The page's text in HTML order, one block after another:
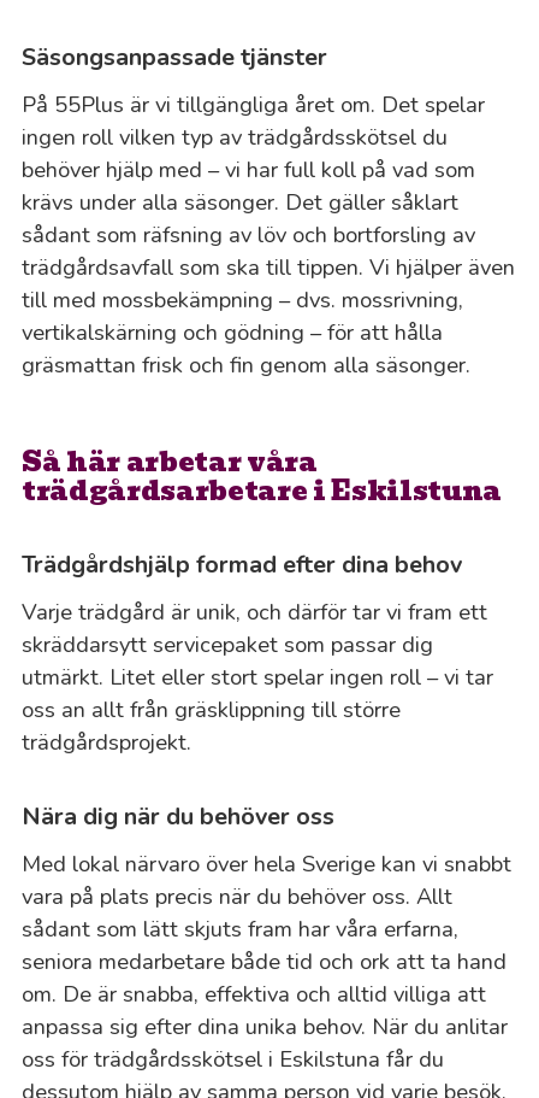
Säsongsanpassade tjänster
På 55Plus är vi tillgängliga året om. Det spelar
ingen roll vilken typ av trädgårdsskötsel du
behöver hjälp med – vi har full koll på vad som
krävs under alla säsonger. Det gäller såklart
sådant som räfsning av löv och bortforsling av
trädgårdsavfall som ska till tippen. Vi hjälper även
till med mossbekämpning – dvs. mossrivning,
vertikalskärning och gödning – för att hålla
gräsmattan frisk och fin genom alla säsonger.
Så här arbetar våra
trädgårdsarbetare i Eskilstuna
Trädgårdshjälp formad efter dina behov
Varje trädgård är unik, och därför tar vi fram ett
skräddarsytt servicepaket som passar dig
utmärkt. Litet eller stort spelar ingen roll – vi tar
oss an allt från gräsklippning till större
trädgårdsprojekt.
Nära dig när du behöver oss
Med lokal närvaro över hela Sverige kan vi snabbt
vara på plats precis när du behöver oss. Allt
sådant som lätt skjuts fram har våra erfarna,
seniora medarbetare både tid och ork att ta hand
om. De är snabba, effektiva och alltid villiga att
anpassa sig efter dina unika behov. När du anlitar
oss för trädgårdsskötsel i Eskilstuna får du
dessutom hjälp av samma person vid varje besök.